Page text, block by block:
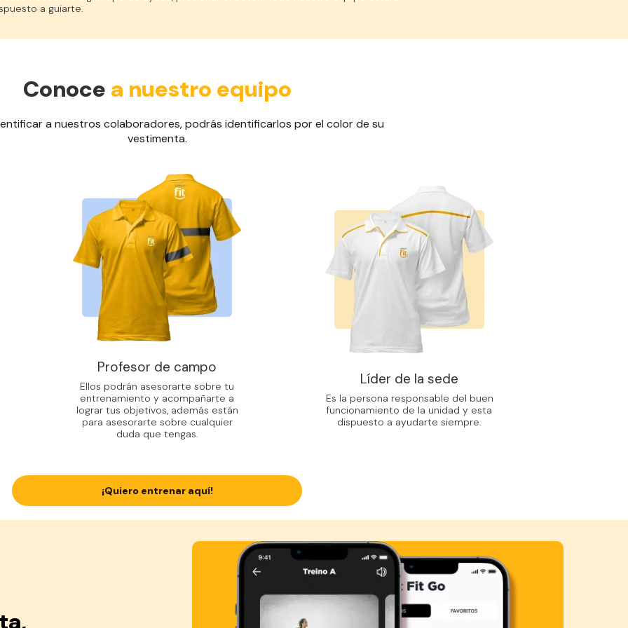
a guiarte.
Conoce a nuestro equipo
a nuestros colaboradores, podrás identificarlos por el color de su
vestimenta.
Profesor de campo
Ellos podrán asesorarte sobre tu
entrenamiento y acompañarte a
lograr tus objetivos, además están
para asesorarte sobre cualquier
duda que tengas.
Líder de la sede
Es la persona responsable del buen
funcionamiento de la unidad y esta
dispuesto a ayudarte siempre.
¡Quiero entrenar aquí!